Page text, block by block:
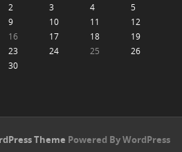
2 3 4
5
9 10 11
12
16 17 18
19
23 24 25
26
30
Theme Powered By WordPress